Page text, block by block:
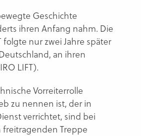
Geschichte
ihren Anfang nahm. Die
folgte nur zwei Jahre später
an ihren
LIFT).
Vorreiterrolle
zu nennen ist, der in
verrichtet, sind bei
freitragenden Treppe